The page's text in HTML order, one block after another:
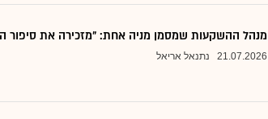
מנהל ההשקעות שמסמן מניה אחת: "מזכירה את סיפור
21.07.2026 נתנאל אריאל